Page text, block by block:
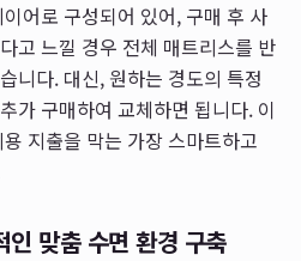
어로 구성되어 있어, 구매 후 사
고 느낄 경우 전체 매트리스를 반
니다. 대신, 원하는 경도의 특정
가 구매하여 교체하면 됩니다. 이
지출을 막는 가장 스마트하고
인 맞춤 수면 환경 구축